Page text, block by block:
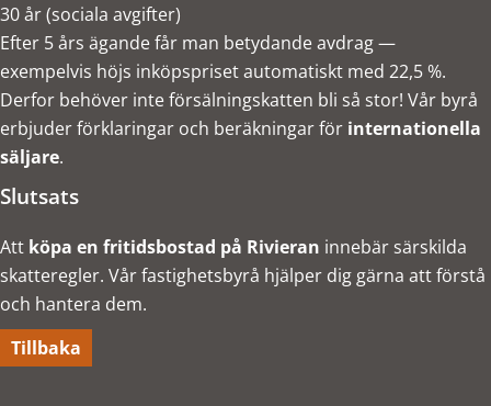
30 år (sociala avgifter)
Efter 5 års ägande får man betydande avdrag —
exempelvis höjs inköpspriset automatiskt med 22,5 %.
Derfor behöver inte försälningskatten bli så stor! Vår byrå
erbjuder förklaringar och beräkningar för internationella
säljare.
Slutsats
Att köpa en fritidsbostad på Rivieran innebär särskilda
skatteregler. Vår fastighetsbyrå hjälper dig gärna att förstå
och hantera dem.
Tillbaka